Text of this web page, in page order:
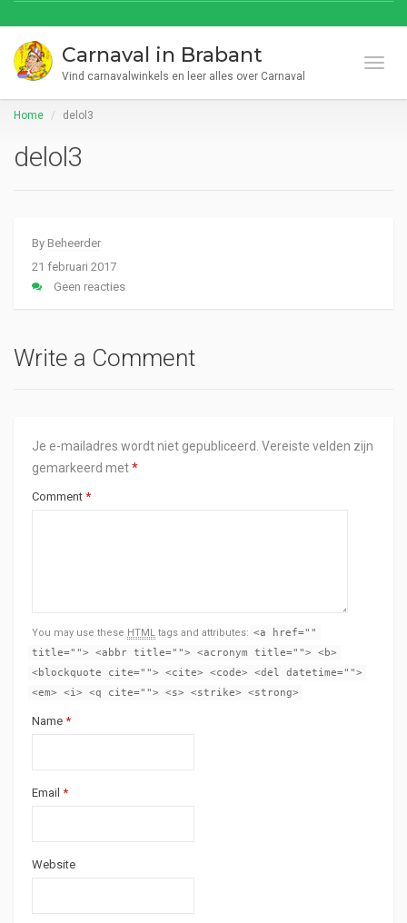
Carnaval in Brabant
Vind carnavalwinkels en leer alles over Carnaval
Home delol3
delol3
By Beheerder
21 februari 2017
Geen reacties
Write a Comment
Je e-mailadres wordt niet gepubliceerd. Vereiste velden zijn
gemarkeerd met*
Comment *
You may use these HTML tags and attributes: <a href=""
title=""> <abbr title=""> <acronym title=""> <b>
<blockquote cite=""> <cite> <code> <del datetime="">
<em> <i> <q cite=""> <s> <strike> <strong>
Name *
Email *
Website